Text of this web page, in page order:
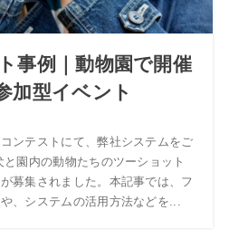
事例｜動物園で開催
加型イベント
ンテストにて、弊社システムをご
園内の動物たちのツーショット
募集されました。本記事では、フ
、システムの活用方法などを...